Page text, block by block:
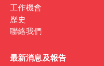
工作機會
歷史
聯絡我們
最新消息及報告